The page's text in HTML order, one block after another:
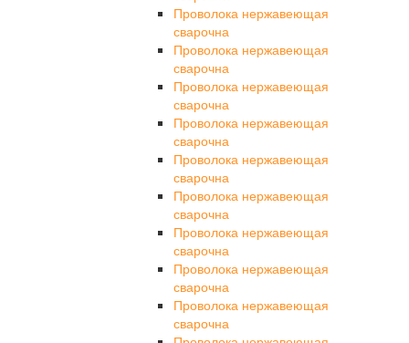
Проволока нержавеющая
сварочна
Проволока нержавеющая
сварочна
Проволока нержавеющая
сварочна
Проволока нержавеющая
сварочна
Проволока нержавеющая
сварочна
Проволока нержавеющая
сварочна
Проволока нержавеющая
сварочна
Проволока нержавеющая
сварочна
Проволока нержавеющая
сварочна